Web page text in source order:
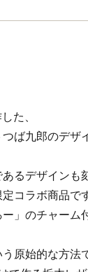
た、
ば九郎のデザ
るデザインも
コラボ商品で
」のチャーム
原始的な方法